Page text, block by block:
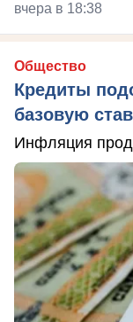
вчера в 18:38
Общество
Кредиты
базовую
Инфляция